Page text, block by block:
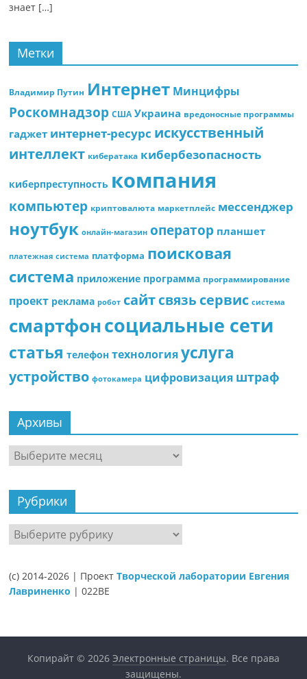
знает […]
Метки
Владимир Путин Интернет Минцифры
Роскомнадзор США Украина вредоносные программы
гаджет интернет-ресурс искусственный
интеллект кибератака кибербезопасность
киберпреступность компания
компьютер криптовалюта маркетплейс мессенджер
ноутбук онлайн-магазин оператор планшет
платежная система платформа поисковая
система приложение программа программирование
проект реклама робот сайтсвязь сервис система
смартфонсоциальные сети
статья телефон технология услуга
устройство фотокамера цифровизация штраф
Архивы
Архивы
Рубрики
Рубрики
(c) 2014-2026 | ПроектТворческой лаборатории Евгения
Лавриненко | 022BE
Копирайт © 2026 Электронные страницы. Все права
защищены.